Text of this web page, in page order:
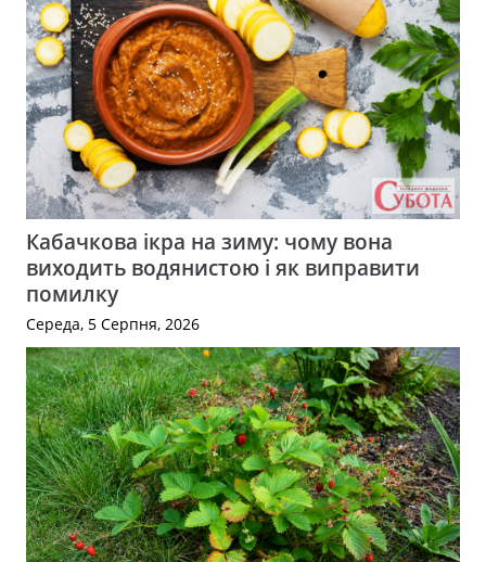
Кабачкова ікра на зиму: чому вона
виходить водянистою і як виправити
помилку
Середа, 5 Серпня, 2026